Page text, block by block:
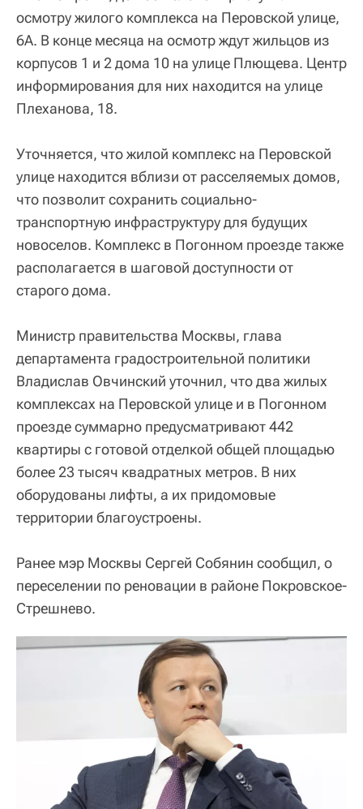
осмотру жилого комплекса на Перовской улице,
6А. В конце месяца на осмотр ждут жильцов из
корпусов 1 и 2 дома 10 на улице Плющева. Центр
информирования для них находится на улице
Плеханова, 18.
Уточняется, что жилой комплекс на Перовской
улице находится вблизи от расселяемых домов,
что позволит сохранить социально-
транспортную инфраструктуру для будущих
новоселов. Комплекс в Погонном проезде также
располагается в шаговой доступности от
старого дома.
Министр правительства Москвы, глава
департамента градостроительной политики
Владислав Овчинский уточнил, что два жилых
комплексах на Перовской улице и в Погонном
проезде суммарно предусматривают 442
квартиры с готовой отделкой общей площадью
более 23 тысяч квадратных метров. В них
оборудованы лифты, а их придомовые
территории благоустроены.
Ранее мэр Москвы Сергей Собянин сообщил, о
переселении по реновации в районе Покровское-
Стрешнево.